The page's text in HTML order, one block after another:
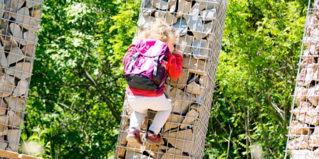
T
S
P
R
I
N
G
E
N